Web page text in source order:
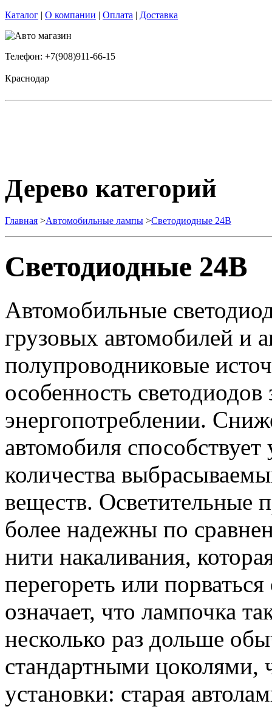
Каталог | О компании | Оплата | Доставка
Телефон: +7(908)911-66-15
Краснодар
Дерево категорий
Главная >Автомобильные лампы >Cветодиодные 24B
Cветодиодные 24B
Автомобильные
грузовых автомобилей и
полупроводниковые
особенность
энергопотреблении.
автомобиля
количества
веществ. Осветительные
более надежны по
нити накаливания,
перегореть или
означает, что лампочка
несколько раз дольше
стандартными цоколями,
установки: старая